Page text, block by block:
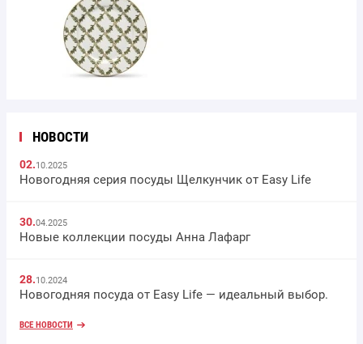
НОВОСТИ
02.10.2025
Новогодняя серия посуды Щелкунчик от Easy Life
30.04.2025
Новые коллекции посуды Анна Лафарг
28.10.2024
Новогодняя посуда от Easy Life — идеальный выбор.
ВСЕ НОВОСТИ